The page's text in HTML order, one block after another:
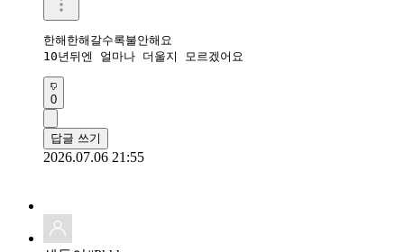
한해한해갈수록불안해요
10년뒤엔 얼마나 더울지 모르겠어요
0
답글 쓰기
2026.07.06 21:55